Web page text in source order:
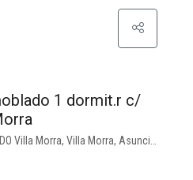
1 dormit.r c/
Villa Morra, Villa Morra, Asunción D.C.